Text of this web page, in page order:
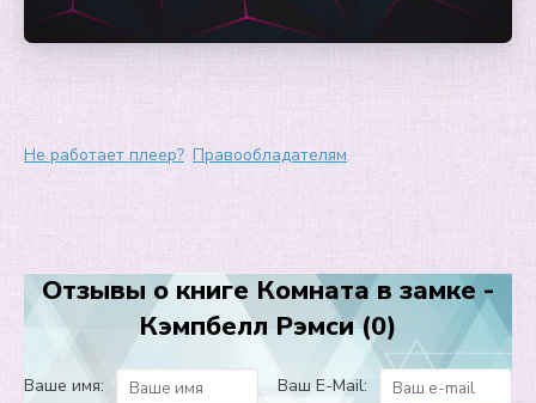
Не работает плеер? Правообладателям
Отзывы о книге Комната в замке -
Кэмпбелл Рэмси (0)
Ваше имя: Ваш E-Mail: